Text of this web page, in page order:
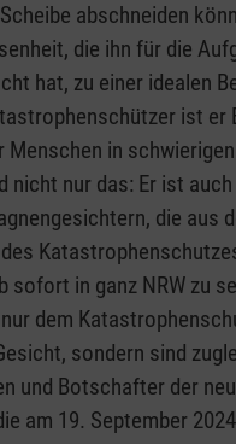
abschneiden
die ihn für die
hat, zu einer idealen
ist er
Menschen in schwierigen
nicht nur das: Er ist
die aus
sofort in ganz NRW zu
dem
sondern sind
und Botschafter der
am 19. September